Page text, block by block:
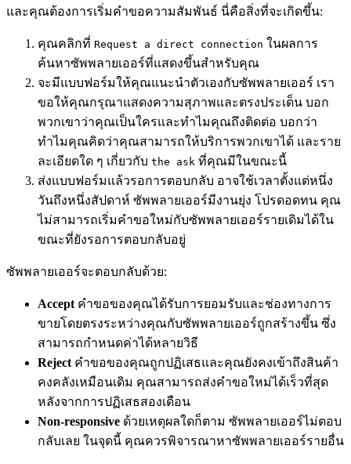
และคุณต้องการเริ่มคำขอความสัมพันธ์ นี่คือสิ่งที่จะเกิดขึ้น:
คุณคลิกที่ Request a direct connection ในผลการ
ค้นหาซัพพลายเออร์ที่แสดงขึ้นสำหรับคุณ
จะมีแบบฟอร์มให้คุณแนะนำตัวเองกับซัพพลายเออร์ เรา
ขอให้คุณกรุณาแสดงความสุภาพและตรงประเด็น บอก
พวกเขาว่าคุณเป็นใครและทำไมคุณถึงติดต่อ บอกว่า
ทำไมคุณคิดว่าคุณสามารถให้บริการพวกเขาได้ และราย
ละเอียดใด ๆ เกี่ยวกับ the ask ที่คุณมีในขณะนี้
ส่งแบบฟอร์มแล้วรอการตอบกลับ อาจใช้เวลาตั้งแต่หนึ่ง
วันถึงหนึ่งสัปดาห์ ซัพพลายเออร์มีงานยุ่ง โปรดอดทน คุณ
ไม่สามารถเริ่มคำขอใหม่กับซัพพลายเออร์รายเดิมได้ใน
ขณะที่ยังรอการตอบกลับอยู่
ซัพพลายเออร์จะตอบกลับด้วย:
Accept คำขอของคุณได้รับการยอมรับและช่องทางการ
ขายโดยตรงระหว่างคุณกับซัพพลายเออร์ถูกสร้างขึ้น ซึ่ง
สามารถกำหนดค่าได้หลายวิธี
Reject คำขอของคุณถูกปฏิเสธและคุณยังคงเข้าถึงสินค้า
คงคลังเหมือนเดิม คุณสามารถส่งคำขอใหม่ได้เร็วที่สุด
หลังจากการปฏิเสธสองเดือน
Non-responsive ด้วยเหตุผลใดก็ตาม ซัพพลายเออร์ไม่ตอบ
กลับเลย ในจุดนี้ คุณควรพิจารณาหาซัพพลายเออร์รายอื่น